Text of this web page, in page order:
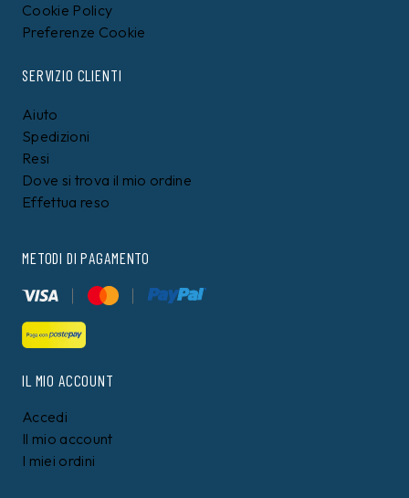
Cookie Policy
Preferenze Cookie
SERVIZIO CLIENTI
Aiuto
Spedizioni
Resi
Dove si trova il mio ordine
Effettua reso
METODI DI PAGAMENTO
IL MIO ACCOUNT
Accedi
Il mio account
I miei ordini